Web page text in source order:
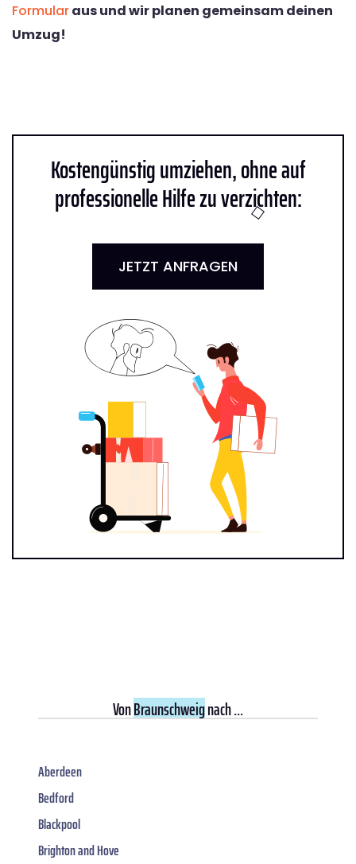
Formularaus und wir planen gemeinsam deinen
Umzug!
Kostengünstig umziehen, ohne auf
professionelle Hilfe zu verzichten:
JETZT ANFRAGEN
VonBraunschweignach ...
Aberdeen
Bedford
Blackpool
Brighton and Hove